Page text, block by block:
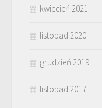
kwiecień 2021
listopad 2020
grudzień 2019
listopad 2017